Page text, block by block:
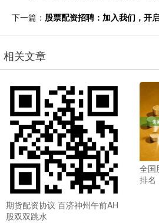
下一篇： 股票配资招聘：加入我们，开
相关文章
期货配资协议 百济神州午前AH
股双双跳水
全国
排名